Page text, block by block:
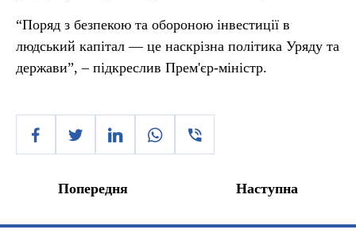
“Поряд з безпекою та обороною інвестиції в
людський капітал — це наскрізна політика Уряду та
держави”, – підкреслив Прем'єр-міністр.
Попередня Наступна